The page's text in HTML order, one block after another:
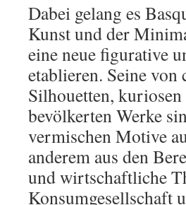
Dabei gelang es
Kunst und der
eine neue figurative
etablieren. Seine
Silhouetten,
bevölkerten Werke
vermischen Motive
anderem aus den
und wirtschaftliche
Konsumgesellschaft